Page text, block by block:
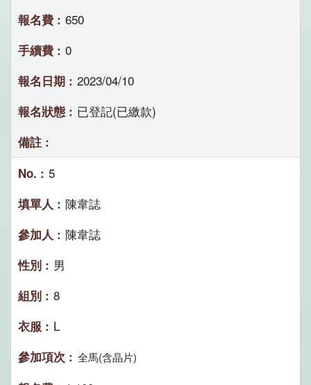
650
0
2023/04/10
已登記(已繳款)
5
陳韋誌
陳韋誌
男
8
L
全馬(含晶片)